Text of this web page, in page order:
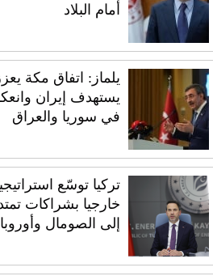
أمام البلاد
يلماز: اتفاق مكة
يستهدف إيران
في سوريا والعراق
تركيا توسّع
خارجيا بشراكات
إلى الصومال وأوروبا